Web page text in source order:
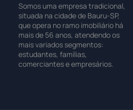
Somos uma empresa tradicional,
situada na cidade de Bauru-SP,
que opera no ramo imobiliário há
mais de 56 anos, atendendo os
mais variados segmentos:
estudantes, famílias,
comerciantes e empresários.